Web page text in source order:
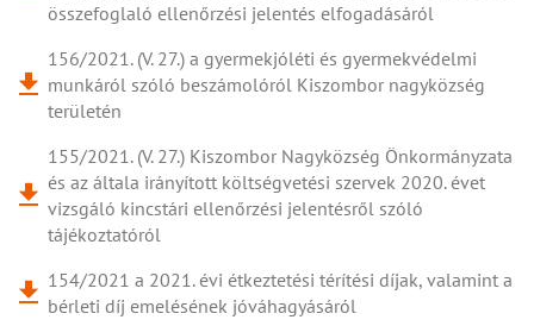
összefoglaló ellenőrzési jelentés elfogadásáról
156/2021. (V. 27.) a gyermekjóléti és gyermekvédelmi
munkáról szóló beszámolóról Kiszombor nagyközség
területén
155/2021. (V. 27.) Kiszombor Nagyközség Önkormányzata
és az általa irányított költségvetési szervek 2020. évet
vizsgáló kincstári ellenőrzési jelentésről szóló
tájékoztatóról
154/2021 a 2021. évi étkeztetési térítési díjak, valamint a
bérleti díj emelésének jóváhagyásáról